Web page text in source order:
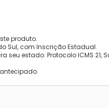
produto.
Sul, com Inscrição Estadual.
estado: Protocolo ICMS 21,